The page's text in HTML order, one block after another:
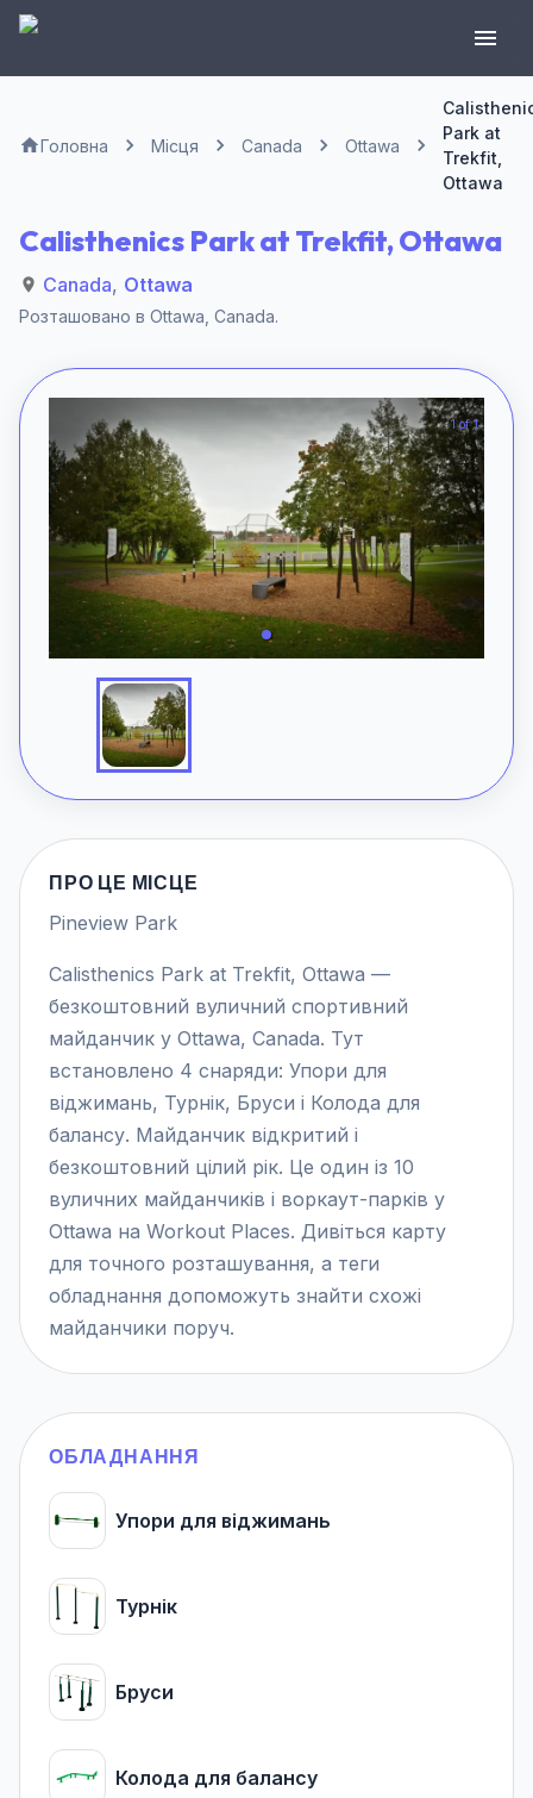
Головна Місця Canada Ottawa
Park at
Trekfit,
Ottawa
Calisthenics Park at Trekfit, Ottawa
Canada, Ottawa
Розташовано в Ottawa Canada.
1 of 1
ПРО ЦЕ МІСЦЕ
Pineview Park
Calisthenics Park at Trekfit, Ottawa —
безкоштовний вуличний спортивний
майданчик у Ottawa, Canada. Тут
встановлено 4 снаряди: Упори для
віджимань, Турнік, Бруси і Колода для
балансу. Майданчик відкритий і
безкоштовний цілий рік. Це один із 10
вуличних майданчиків і воркаут-парків у
Ottawa на Workout Places. Дивіться карту
для точного розташування, а теги
обладнання допоможуть знайти схожі
майданчики поруч.
ОБЛАДНАННЯ
Упори для віджимань
Турнік
Бруси
Колода для балансу